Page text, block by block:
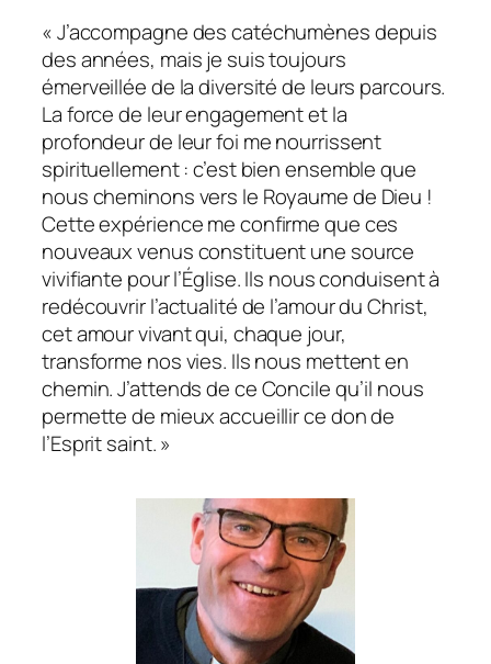
« J’accompagne des catéchumènes depuis
des années, mais je suis toujours
émerveillée de la diversité de leurs parcours.
La force de leur engagement et la
profondeur de leur foi me nourrissent
spirituellement : c’est bien ensemble que
nous cheminons vers le Royaume de Dieu !
Cette expérience me confirme que ces
nouveaux venus constituent une source
vivifiante pour l’Église. Ils nous conduisent à
redécouvrir l’actualité de l’amour du Christ,
cet amour vivant qui, chaque jour,
transforme nos vies. Ils nous mettent en
chemin. J’attends de ce Concile qu’il nous
permette de mieux accueillir ce don de
l’Esprit saint. »